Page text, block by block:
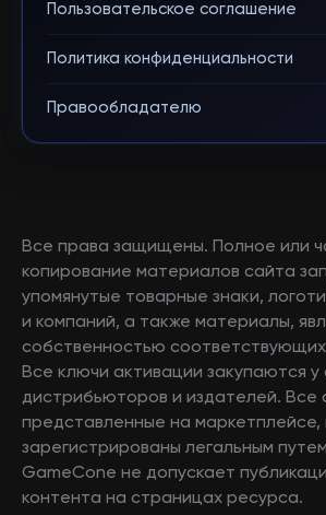
Пользовательское соглашение
Политика конфиденциальности
Правообладателю
Все права защищены. Полное или
копирование материалов сайта
упомянутые товарные знаки,
и компаний, а также материалы,
собственностью
Все ключи активации закупаются
дистрибьюторов и издателей. Все
представленные на маркетплейсе,
зарегистрированы легальным
GameCone не допускает
контента на страницах ресурса.